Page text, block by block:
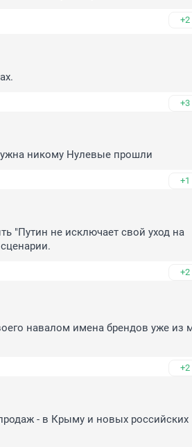
+2
+3
никому Нулевые прошли
+1
"Путин не исключает свой уход на
+2
навалом имена брендов уже из
+2
- в Крыму и новых российских